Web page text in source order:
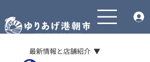
最新情報と店舗紹介